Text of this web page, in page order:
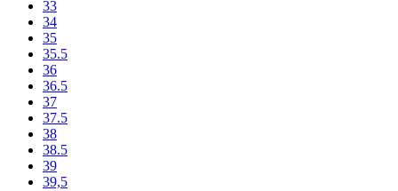
33
34
35
35.5
36
36.5
37
37.5
38
38.5
39
39,5